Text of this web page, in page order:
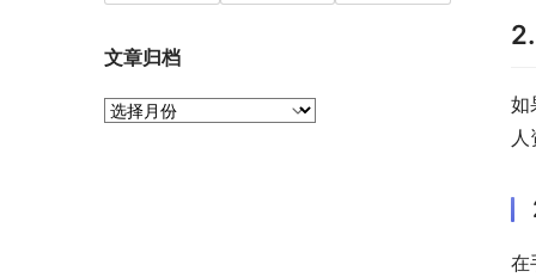
如
人
在
文章归档
文